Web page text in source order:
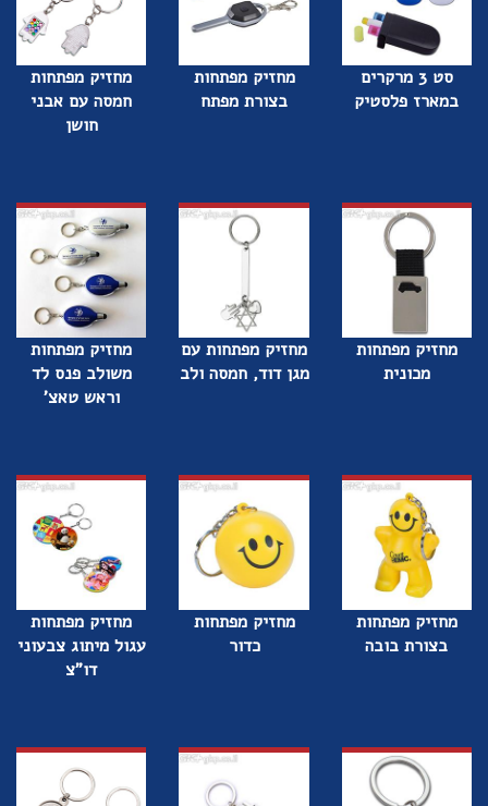
סט 3 מרקרים
במארז פלסטיק
מחזיק מפתחות
בצורת מפתח
מחזיק מפתחות
חמסה עם אבני
חושן
מחזיק מפתחות
מכונית
מחזיק מפתחות עם
מגן דוד, חמסה ולב
מחזיק מפתחות
משולב פנס לד
וראש טאצ'
מחזיק מפתחות
בצורת בובה
מחזיק מפתחות
כדור
מחזיק מפתחות
עגול מיתוג צבעוני
דו"צ